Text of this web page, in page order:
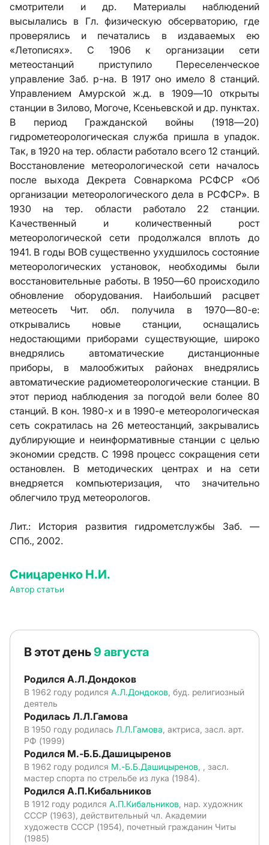
смотрители и др. Материалы наблюдений
высылались в Гл. физическую обсерваторию, где
проверялись и печатались в издаваемых ею
«Летописях». С 1906 к организации сети
метеостанций приступило Переселенческое
управление Заб. р-на. В 1917 оно имело 8 станций.
Управлением Амурской ж.д. в 1909—10 открыты
станции в Зилово, Могоче, Ксеньевской и др. пунктах.
В период Гражданской войны (1918—20)
гидрометеорологическая служба пришла в упадок.
Так, в 1920 на тер. области работало всего 12 станций.
Восстановление метеорологической сети началось
после выхода Декрета Совнаркома РСФСР «Об
организации метеорологического дела в РСФСР». В
1930 на тер. области работало 22 станции.
Качественный и количественный рост
метеорологической сети продолжался вплоть до
1941. В годы ВОВ существенно ухудшилось состояние
метеорологических установок, необходимы были
восстановительные работы. В 1950—60 происходило
обновление оборудования. Наибольший расцвет
метеосеть Чит. обл. получила в 1970—80-е:
открывались новые станции, оснащались
недостающими приборами существующие, широко
внедрялись автоматические дистанционные
приборы, в малообжитых районах внедрялись
автоматические радиометеорологические станции. В
этот период наблюдения за погодой вели более 80
станций. В кон. 1980-х и в 1990-е метеорологическая
сеть сократилась на 26 метеостанций, закрывались
дублирующие и неинформативные станции с целью
экономии средств. С 1998 процесс сокращения сети
остановлен. В методических центрах и на сети
внедряется компьютеризация, что значительно
облегчило труд метеорологов.
Лит.: История развития гидрометслужбы Заб. —
СПб., 2002.
Сницаренко Н.И.
Автор статьи
В этот день9 августа
Родился А.Л.Дондоков
В 1962 году родился А.Л.Дондоков , буд. религиозный
деятель
Родилась Л.Л.Гамова
В 1950 году родилась Л.Л.Гамова , актриса, засл. арт.
РФ (1999)
Родился М.-Б.Б.Дашицыренов
В 1962 году родился М.-Б.Б.Дашицыренов , , засл.
мастер спорта по стрельбе из лука (1984).
Родился А.П.Кибальников
В 1912 году родился А.П.Кибальников , нар. художник
СССР (1963), действительный чл. Академии
художеств СССР (1954), почетный гражданин Читы
(1985)